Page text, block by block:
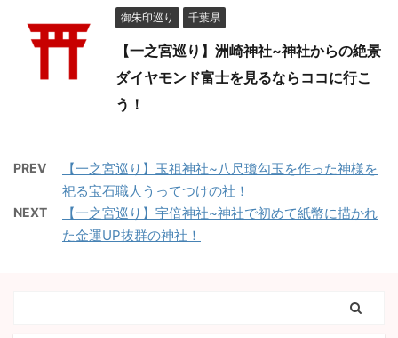
御朱印巡り 千葉県
【一之宮巡り】洲崎神社~神社からの絶景
ダイヤモンド富士を見るならココに行こ
う！
PREV
【一之宮巡り】玉祖神社~八尺瓊勾玉を作った神様を
祀る宝石職人うってつけの社！
NEXT
【一之宮巡り】宇倍神社~神社で初めて紙幣に描かれ
た金運UP抜群の神社！